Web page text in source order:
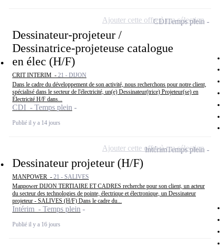
Dessinateur-projeteur /
Dessinatrice-projeteuse catalogue
en élec (H/F)
CRIT INTERIM - 21 - DIJON
Dans le cadre du développement de son activité, nous recherchons pour notre client,
spécialisé dans le secteur de l'électricité, un(e) Dessinateur(trice) Projeteur(se) en
Électricité H/F dans...
CDI - Temps plein
Publié il y a 14 jours
CDITemps plein
Ajouter cette offre à ma sélection
Dessinateur projeteur (H/F)
MANPOWER - 21 - SALIVES
Manpower DIJON TERTIAIRE ET CADRES recherche pour son client, un acteur
du secteur des technologies de pointe, électrique et électronique, un Dessinateur
projeteur - SALIVES (H/F) Dans le cadre du...
Intérim - Temps plein
Publié il y a 16 jours
IntérimTemps plein
Ajouter cette offre à ma sélection